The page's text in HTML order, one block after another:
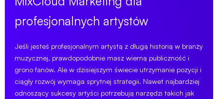
profesjonalnych artystów
Jeśli jesteś profesjonalnym artystą z długą historią w branży
muzycznej, prawdopodobnie masz wierną publiczność i
grono fanów. Ale w dzisiejszym świecie utrzymanie pozycji i
ciągły rozwój wymaga sprytnej strategii. Nawet najbardziej
odnoszący sukcesy artyści potrzebują narzędzi takich jak